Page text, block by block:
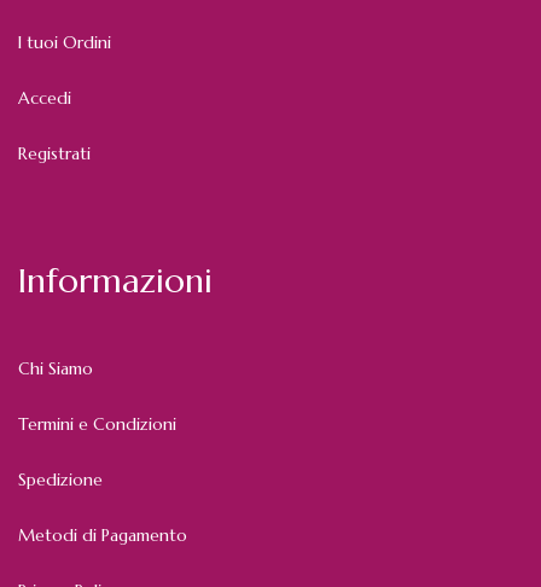
I tuoi Ordini
Accedi
Registrati
Informazioni
Chi Siamo
Termini e Condizioni
Spedizione
Metodi di Pagamento